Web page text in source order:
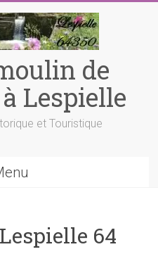
de
Lespielle
et Touristique
64